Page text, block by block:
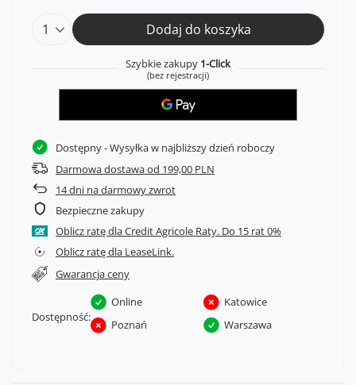
Dodaj do koszyka
Szybkie zakupy 1-Click
(bez rejestracji)
Dostępny- Wysyłka w najbliższy dzień roboczy
Darmowa dostawa od 199,00 PLN
14dni na darmowy zwrot
Bezpieczne zakupy
Oblicz ratę dla Credit Agricole Raty.
Oblicz ratę dla LeaseLink.
Gwarancja ceny
Dostępność:
Online
Katowice
Poznań
Warszawa